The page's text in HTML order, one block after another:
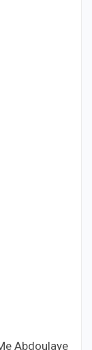
Abdoulaye